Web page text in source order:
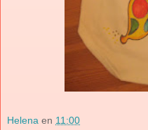
Helena en 11:00